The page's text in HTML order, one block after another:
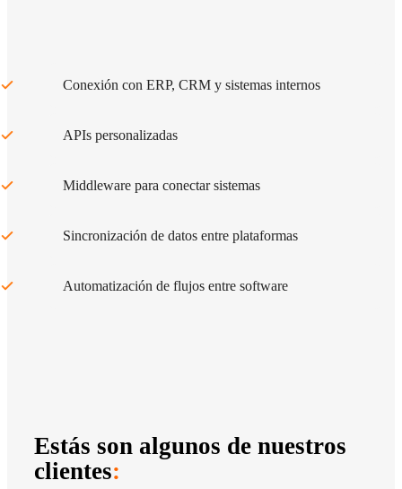
Conexión con ERP, CRM y sistemas internos
APIs personalizadas
Middleware para conectar sistemas
Sincronización de datos entre plataformas
Automatización de flujos entre software
Estás son algunos de nuestros
clientes: